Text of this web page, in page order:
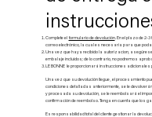
Complete el formulario de devolución. En el plazo de 2-
correo electrónico, la cual es necesaria para que
Una vez que haya recibido la autorizacion,
embalaje incluidos; de lo contrario, no podremos
LE BONNE le proporcionará instrucciones adicionales
Una vez que su devolución llegue , el procesamiento
condiciones detalladas anteriormente, se le
y procesada su devolución, se le reembolsará el
confirmación de reembolso. Tenga en cuenta que los
Es responsabilidad total del cliente gestionar la